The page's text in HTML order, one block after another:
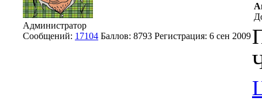
Администратор
Сообщений: 17104 Баллов: 8793 Регистрация: 6 сен 2009